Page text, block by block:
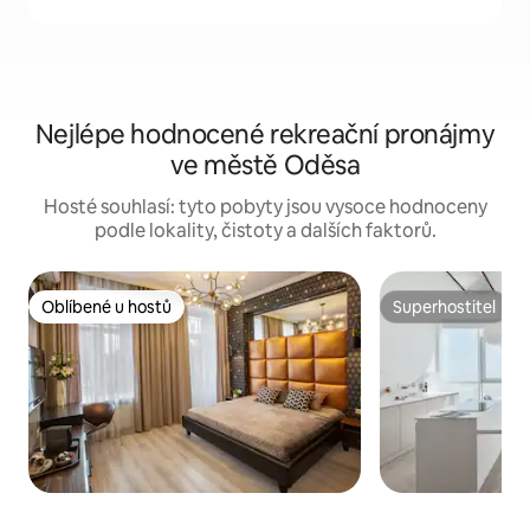
Nejlépe hodnocené rekreační pronájmy
ve městě Oděsa
Hosté souhlasí: tyto pobyty jsou vysoce hodnoceny
podle lokality, čistoty a dalších faktorů.
Oblíbené u hostů
Oblíbené u hostů Superhostitel
Superhostitel